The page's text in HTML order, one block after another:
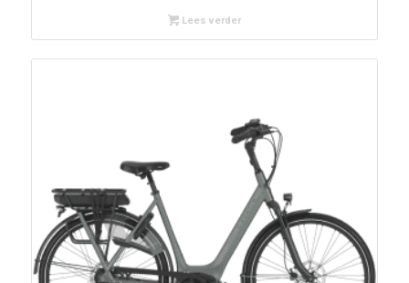
€2.899,00
Lees verder